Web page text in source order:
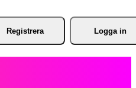
Registrera Logga in